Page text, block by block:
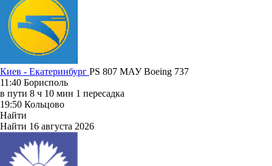
Киев - Екатеринбург PS 807 МАУBoeing 737
11:40 Борисполь
в пути 8 ч 10 мин 1 пересадка
19:50 Кольцово
Найти
Найти 16 августа 2026